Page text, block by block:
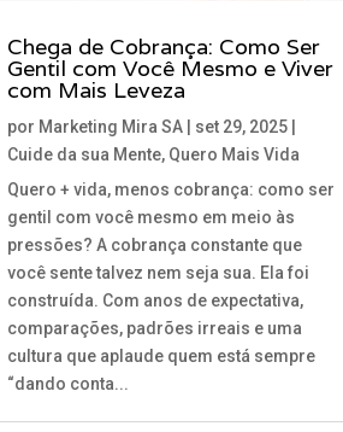
Chega de Cobrança: Como Ser
Gentil com Você Mesmo e Viver
com Mais Leveza
por Marketing Mira SA| set 29, 2025|
Cuide da sua Mente, Quero Mais Vida
Quero + vida, menos cobrança: como ser
gentil com você mesmo em meio às
pressões? A cobrança constante que
você sente talvez nem seja sua. Ela foi
construída. Com anos de expectativa,
comparações, padrões irreais e uma
cultura que aplaude quem está sempre
“dando conta...